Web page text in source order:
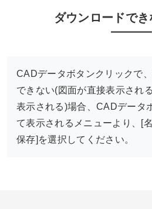
ダウンロードで
CADデータボタンクリックで
できない(図面が直接表示され
表示される)場合、CADデータ
て表示されるメニューより、[
保存]を選択してください。